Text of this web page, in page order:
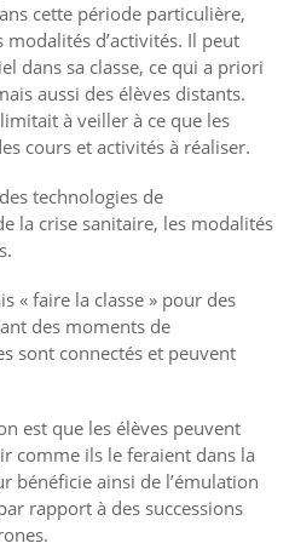
cette période particulière,
d’activités. Il peut
dans sa classe, ce qui a priori
aussi des élèves distants.
à veiller à ce que les
cours et activités à réaliser.
technologies de
la crise sanitaire, les modalités
« faire la classe » pour des
des moments de
sont connectés et peuvent
est que les élèves peuvent
comme ils le feraient dans la
bénéficie ainsi de l’émulation
rapport à des successions